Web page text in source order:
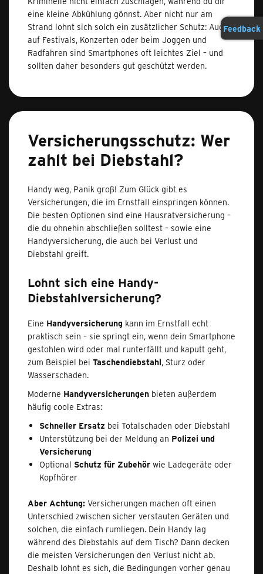
eine kleine Abkühlung gönnst. Aber nicht nur am
Strand lohnt sich solch ein zusätzlicher Schutz: Auch
auf Festivals, Konzerten oder beim Joggen und
Radfahren sind Smartphones oft leichtes Ziel – und
sollten daher besonders gut geschützt werden.
Versicherungsschutz: Wer
zahlt bei Diebstahl?
Handy weg, Panik groß! Zum Glück gibt es
Versicherungen, die im Ernstfall einspringen können.
Die besten Optionen sind eine Hausratversicherung –
die du ohnehin abschließen solltest – sowie eine
Handyversicherung, die auch bei Verlust und
Diebstahl greift.
Lohnt sich eine Handy-
Diebstahlversicherung?
Eine Handyversicherung kann im Ernstfall echt
praktisch sein – sie springt ein, wenn dein Smartphone
gestohlen wird oder mal runterfällt und kaputt geht,
zum Beispiel bei Taschendiebstahl, Sturz oder
Wasserschaden.
Moderne Handyversicherungen bieten außerdem
häufig coole Extras:
Schneller Ersatz bei Totalschaden oder Diebstahl
Unterstützung bei der Meldung an Polizei und
Versicherung
Optional Schutz für Zubehör wie Ladegeräte oder
Kopfhörer
Aber Achtung: Versicherungen machen oft einen
Unterschied zwischen sicher verstauten Geräten und
solchen, die einfach rumliegen. Dein Handy lag
während des Diebstahls auf dem Tisch? Dann decken
die meisten Versicherungen den Verlust nicht ab.
Deshalb lohnt es sich, die Bedingungen vorher genau
Feedback